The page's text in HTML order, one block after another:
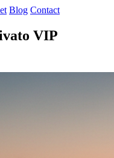
Blog Contact
VIP